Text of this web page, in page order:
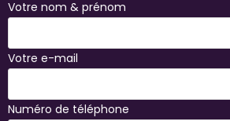
Votre nom & prénom
Votre e-mail
Numéro de téléphone